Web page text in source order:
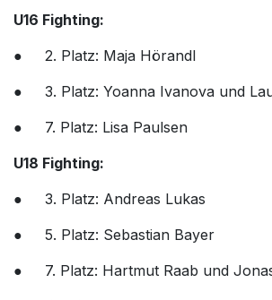
U16 Fighting:
● 2. Platz: Maja Hörandl
● 3. Platz: Yoanna Ivanova und
● 7. Platz: Lisa Paulsen
U18 Fighting:
● 3. Platz: Andreas Lukas
● 5. Platz: Sebastian Bayer
● 7. Platz: Hartmut Raab und